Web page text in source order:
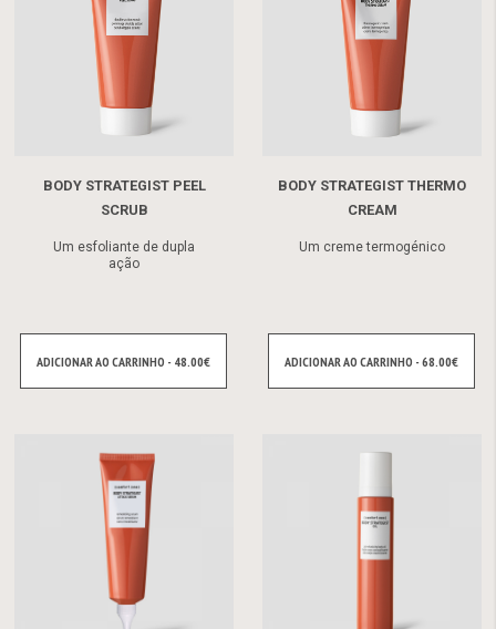
BODY STRATEGIST PEEL
SCRUB
Um esfoliante de dupla
ação
ADICIONAR AO CARRINHO - 48.00€
BODY STRATEGIST THERMO
CREAM
Um creme termogénico
ADICIONAR AO CARRINHO - 68.00€